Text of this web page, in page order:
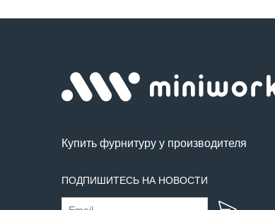
Купить фурнитуру у производителя
ПОДПИШИТЕСЬ НА НОВОСТИ